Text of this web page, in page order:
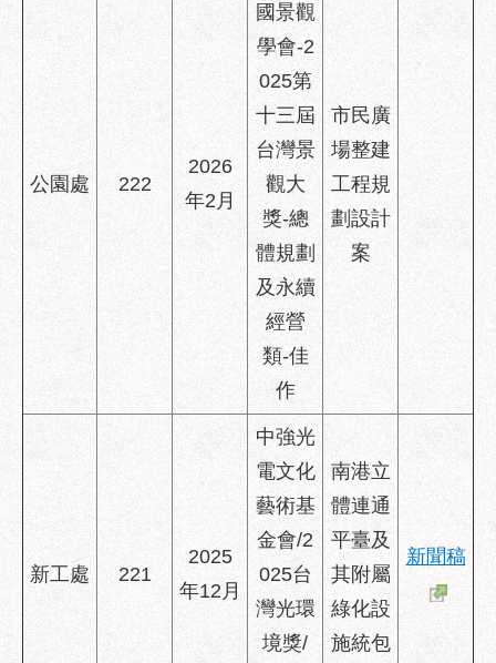
訊
策
聯
方
暨
所
各
處
話
公園處 222
2026
年2月
國景觀
學會-2
025第
十三屆
台灣景
觀大
獎-總
體規劃
及永續
經營
類-佳
作
市民廣
場整建
工程規
劃設計
案
新工處 221
2025
年12月
中強光
電文化
藝術基
金會/2
025台
灣光環
境獎/
南港立
體連通
平臺及
其附屬
綠化設
施統包
新聞稿